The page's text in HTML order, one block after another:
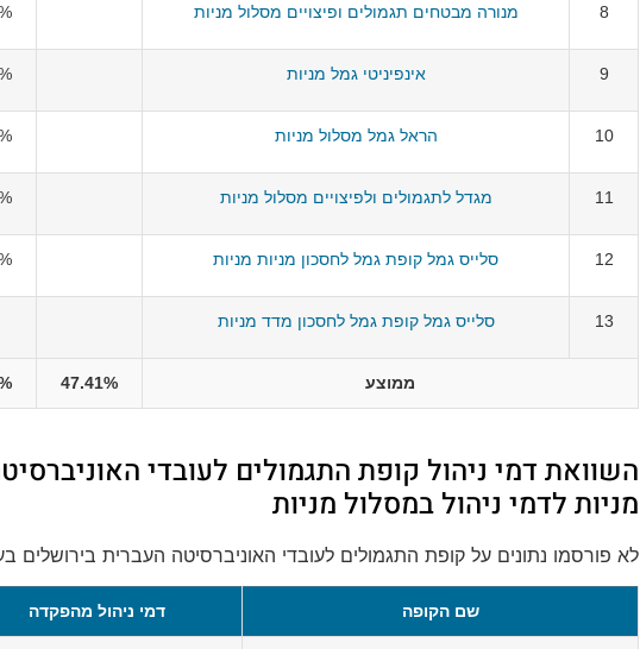
8 מנורה מבטחים תגמולים ופיצויים מסלול מניות
9 אינפיניטי גמל מניות
10 הראל גמל מסלול מניות
11 מגדל לתגמולים ולפיצויים מסלול מניות
12 סלייס גמל קופת גמל לחסכון מניות מניות
13 סלייס גמל קופת גמל לחסכון מדד מניות
ממוצע 47.41%
השוואת דמי ניהול קופת התגמולים לעובדי
מניות לדמי ניהול במסלול מניות
לא פורסמו נתונים על קופת התגמולים לעובדי האוניברסיטה העברית בירושלים
שם הקופה דמי ניהול מהפקדה